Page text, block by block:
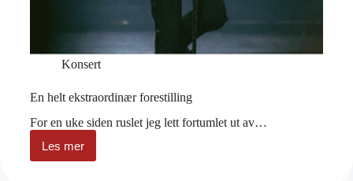
Konsert
En helt ekstraordinær forestilling
For en uke siden ruslet jeg lett fortumlet ut av…
Les mer
En
helt